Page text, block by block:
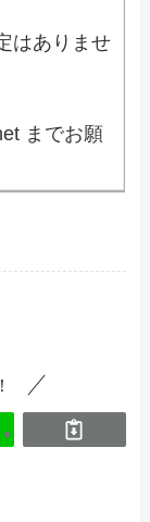
はありませ
までお願